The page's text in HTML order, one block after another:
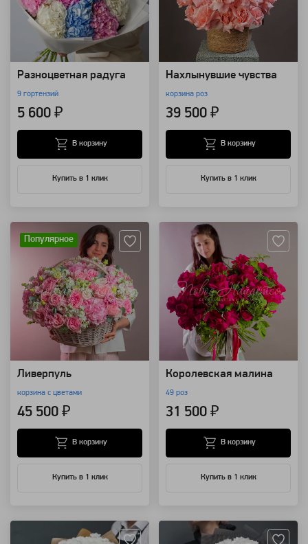
Разноцветная радуга
9 гортензий
5 600 ₽
Купить в 1 клик
В корзину
Нахлынувшие чувства
корзина роз
39 500 ₽
Купить в 1 клик
В корзину
Популярное
Ливерпуль
корзина с цветами
45 500 ₽
Купить в 1 клик
В корзину
Королевская малина
49 роз
31 500 ₽
Купить в 1 клик
В корзину